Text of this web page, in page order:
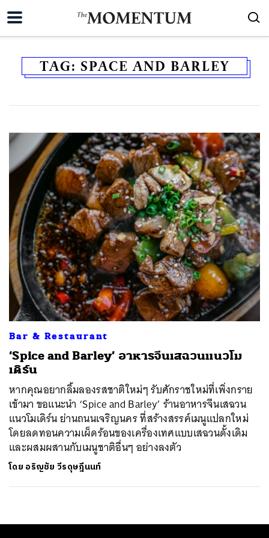
TAG: SPACE AND BARLEY
Bar & Restaurant
‘Spice and Barley’ อาหารจีนเสฉวนแนวโม
เดิร์น
หากคุณอยากลิ้มลองรสชาติใหม่ๆ รับศักราชใหม่ที่เพิ่งกราย
เข้ามา ขอแนะนำ ‘Spice and Barley’ ร้านอาหารจีนเสฉวน
แนวโมเดิร์น ย่านถนนเจริญนคร ที่สร้างสรรค์เมนูแปลกใหม่
โดยลดทอนความเผ็ดร้อนของเครื่องเทศแบบเสฉวนดั้งเดิม
และผสมผสานกับเมนูชาติอื่นๆ อย่างลงตัว
โดย อริญชัย วีรดุษฎีนนท์
ค้นหา
SHARE TWEET LINE EMAIL